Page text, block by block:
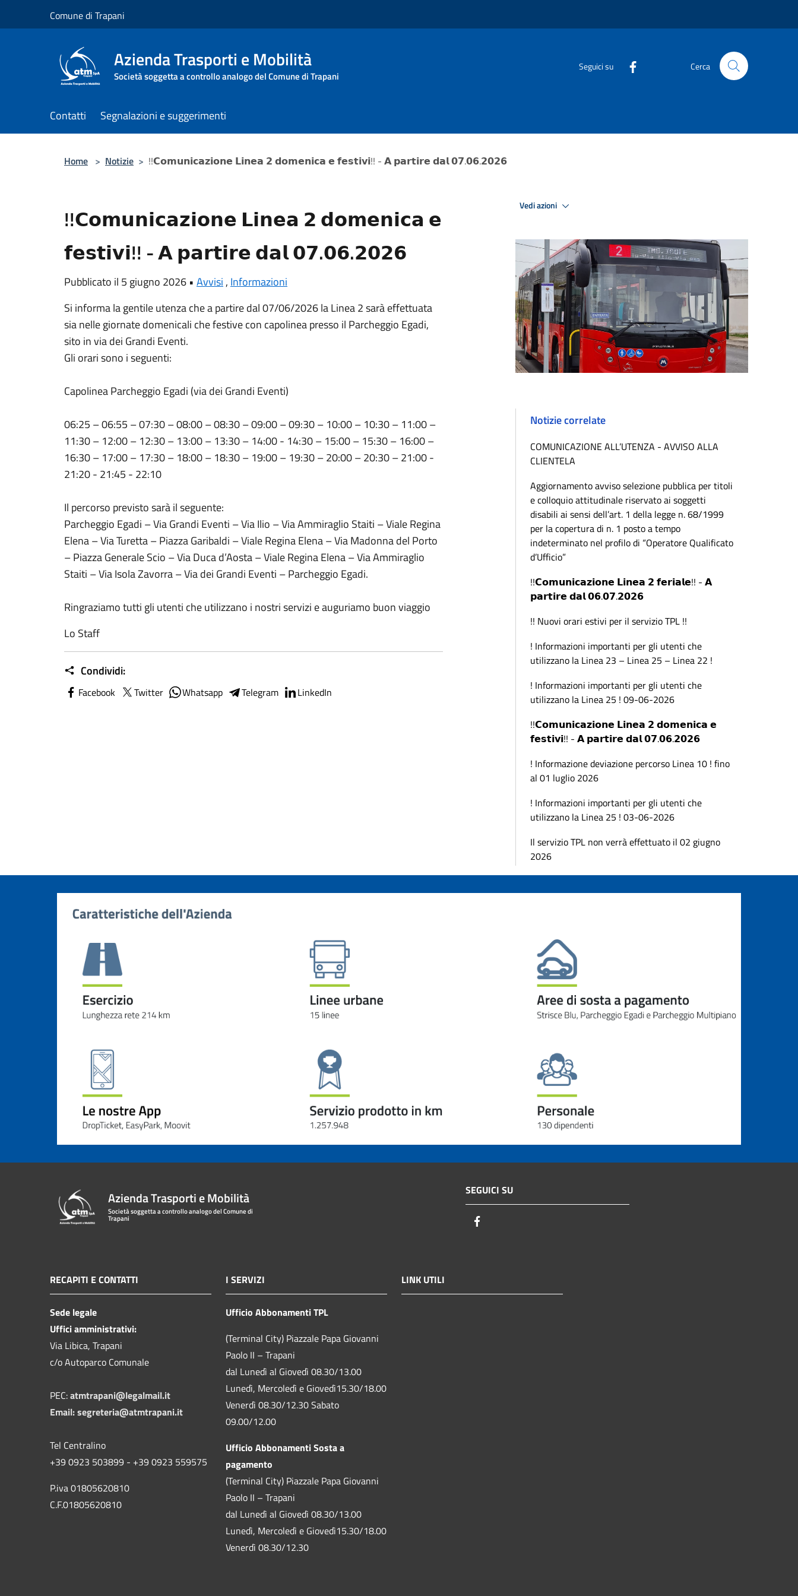
Comune di Trapani
Azienda Trasporti e Mobilità
Società soggetta a controllo analogo del Comune di Trapani
Seguici su Cerca
Contatti Segnalazioni e suggerimenti
Home > Notizie > !!𝗖𝗼𝗺𝘂𝗻𝗶𝗰𝗮𝘇𝗶𝗼𝗻𝗲 𝗟𝗶𝗻𝗲𝗮 𝟮 𝗱𝗼𝗺𝗲𝗻𝗶𝗰𝗮 𝗲 𝗳𝗲𝘀𝘁𝗶𝘃𝗶!! - 𝗔 𝗽𝗮𝗿𝘁𝗶𝗿𝗲 𝗱𝗮𝗹 𝟬𝟳.𝟬𝟲.𝟮𝟬𝟮𝟲
!!𝗖𝗼𝗺𝘂𝗻𝗶𝗰𝗮𝘇𝗶𝗼𝗻𝗲 𝗟𝗶𝗻𝗲𝗮 𝟮 𝗱𝗼𝗺𝗲𝗻𝗶𝗰𝗮 𝗲
𝗳𝗲𝘀𝘁𝗶𝘃𝗶!! - 𝗔 𝗽𝗮𝗿𝘁𝗶𝗿𝗲 𝗱𝗮𝗹 𝟬𝟳.𝟬𝟲.𝟮𝟬𝟮𝟲
Pubblicato il 5 giugno 2026 • Avvisi , Informazioni
Si informa la gentile utenza che a partire dal 07/06/2026 la Linea 2 sarà effettuata
sia nelle giornate domenicali che festive con capolinea presso il Parcheggio Egadi,
sito in via dei Grandi Eventi.
Gli orari sono i seguenti:
Capolinea Parcheggio Egadi (via dei Grandi Eventi)
06:25 – 06:55 – 07:30 – 08:00 – 08:30 – 09:00 – 09:30 – 10:00 – 10:30 – 11:00 –
11:30 – 12:00 – 12:30 – 13:00 – 13:30 – 14:00 - 14:30 – 15:00 – 15:30 – 16:00 –
16:30 – 17:00 – 17:30 – 18:00 – 18:30 – 19:00 – 19:30 – 20:00 – 20:30 – 21:00 -
21:20 - 21:45 - 22:10
Il percorso previsto sarà il seguente:
Parcheggio Egadi – Via Grandi Eventi – Via Ilio – Via Ammiraglio Staiti – Viale Regina
Elena – Via Turetta – Piazza Garibaldi – Viale Regina Elena – Via Madonna del Porto
– Piazza Generale Scio – Via Duca d’Aosta – Viale Regina Elena – Via Ammiraglio
Staiti – Via Isola Zavorra – Via dei Grandi Eventi – Parcheggio Egadi.
Ringraziamo tutti gli utenti che utilizzano i nostri servizi e auguriamo buon viaggio
Lo Staff
Condividi:
Facebook Twitter Whatsapp Telegram LinkedIn
Vedi azioni
Notizie correlate
COMUNICAZIONE ALL’UTENZA - AVVISO ALLA
CLIENTELA
Aggiornamento avviso selezione pubblica per titoli
e colloquio attitudinale riservato ai soggetti
disabili ai sensi dell’art. 1 della legge n. 68/1999
per la copertura di n. 1 posto a tempo
indeterminato nel profilo di “Operatore Qualificato
d’Ufficio”
!!𝗖𝗼𝗺𝘂𝗻𝗶𝗰𝗮𝘇𝗶𝗼𝗻𝗲 𝗟𝗶𝗻𝗲𝗮 𝟮 𝗳𝗲𝗿𝗶𝗮𝗹𝗲!! - 𝗔
𝗽𝗮𝗿𝘁𝗶𝗿𝗲 𝗱𝗮𝗹 𝟬𝟲.𝟬𝟳.𝟮𝟬𝟮𝟲
!! Nuovi orari estivi per il servizio TPL !!
! Informazioni importanti per gli utenti che
utilizzano la Linea 23 – Linea 25 – Linea 22 !
! Informazioni importanti per gli utenti che
utilizzano la Linea 25 ! 09-06-2026
!!𝗖𝗼𝗺𝘂𝗻𝗶𝗰𝗮𝘇𝗶𝗼𝗻𝗲 𝗟𝗶𝗻𝗲𝗮 𝟮 𝗱𝗼𝗺𝗲𝗻𝗶𝗰𝗮 𝗲
𝗳𝗲𝘀𝘁𝗶𝘃𝗶!! - 𝗔 𝗽𝗮𝗿𝘁𝗶𝗿𝗲 𝗱𝗮𝗹 𝟬𝟳.𝟬𝟲.𝟮𝟬𝟮𝟲
! Informazione deviazione percorso Linea 10 ! fino
al 01 luglio 2026
! Informazioni importanti per gli utenti che
utilizzano la Linea 25 ! 03-06-2026
Il servizio TPL non verrà effettuato il 02 giugno
2026
Azienda Trasporti e Mobilità
Società soggetta a controllo analogo del Comune di
Trapani
SEGUICI SU
RECAPITI E CONTATTI
Sede legale
Uffici amministrativi:
Via Libica, Trapani
c/o Autoparco Comunale
PEC:atmtrapani@legalmail.it
Email:segreteria@atmtrapani.it
Tel Centralino
+39 0923 503899 - +39 0923 559575
P.iva 01805620810
C.F.01805620810
I SERVIZI
Ufficio Abbonamenti TPL
(Terminal City) Piazzale Papa Giovanni
Paolo II – Trapani
dal Lunedì al Giovedì 08.30/13.00
Lunedì, Mercoledì e Giovedì15.30/18.00
Venerdì 08.30/12.30 Sabato
09.00/12.00
Ufficio Abbonamenti Sosta a
pagamento
(Terminal City) Piazzale Papa Giovanni
Paolo II – Trapani
dal Lunedì al Giovedì 08.30/13.00
Lunedì, Mercoledì e Giovedì15.30/18.00
Venerdì 08.30/12.30
LINK UTILI